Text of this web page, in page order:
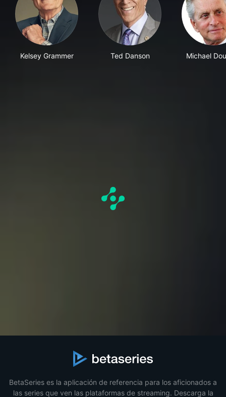
Kelsey Grammer Ted Danson Michael
BetaSeries es la aplicación de referencia para los aficionados a
las series que ven las plataformas de streaming. Descarga la